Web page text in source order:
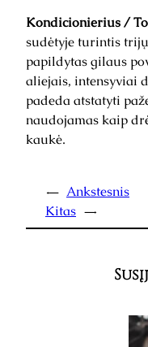
Kondicionierius /
sudėtyje turintis
papildytas gilaus
aliejais, intensyviai
padeda atstatyti
naudojamas kaip
kaukė.
← Ankstesnis
Kitas →